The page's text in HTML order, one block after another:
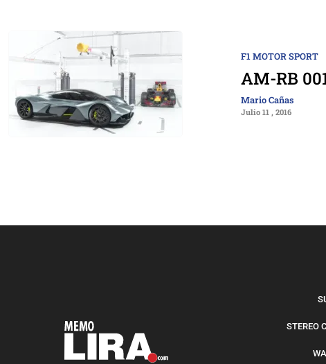
F1 MOTOR SPORT
AM-RB
Mario Cañas
Julio 11 , 2016
STEREO